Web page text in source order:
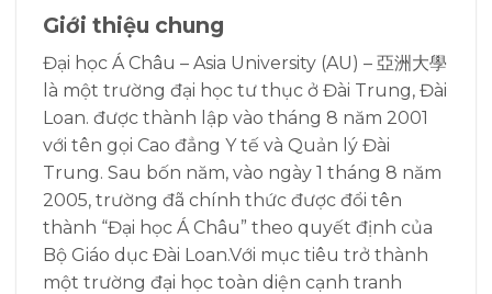
Giới thiệu chung
Đại học Á Châu – Asia University (AU) – 亞洲大學
là một trường đại học tư thục ở Đài Trung, Đài
Loan. được thành lập vào tháng 8 năm 2001
với tên gọi Cao đẳng Y tế và Quản lý Đài
Trung. Sau bốn năm, vào ngày 1 tháng 8 năm
2005, trường đã chính thức được đổi tên
thành “Đại học Á Châu” theo quyết định của
Bộ Giáo dục Đài Loan.Với mục tiêu trở thành
một trường đại học toàn diện cạnh tranh